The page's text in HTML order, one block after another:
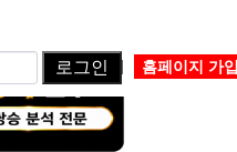
로그인 홈페이지 가입